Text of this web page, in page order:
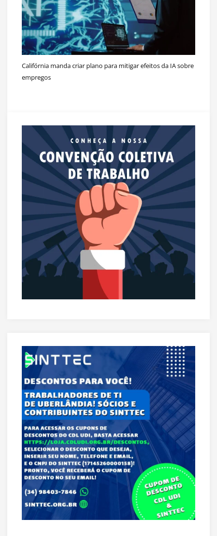
Califórnia manda criar plano para mitigar efeitos da IA sobre
empregos